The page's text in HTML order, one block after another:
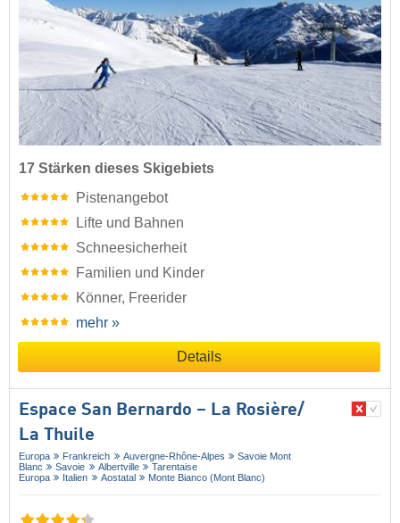
17 Stärken dieses Skigebiets
Pistenangebot
Lifte und Bahnen
Schneesicherheit
Familien und Kinder
Könner, Freerider
mehr »
Details
Espace San Bernardo – La Rosière/​
La Thuile
Europa Frankreich Auvergne-Rhône-Alpes
Savoie Mont
Blanc
Savoie Albertville
Tarentaise
Europa
Italien Aostatal Monte Bianco (Mont Blanc)